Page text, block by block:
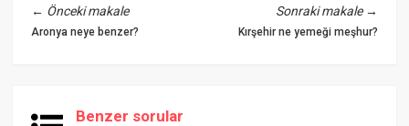
← Önceki makale
Aronya neye benzer?
Sonraki makale→
Kırşehir ne yemeği meşhur?
Benzer sorular